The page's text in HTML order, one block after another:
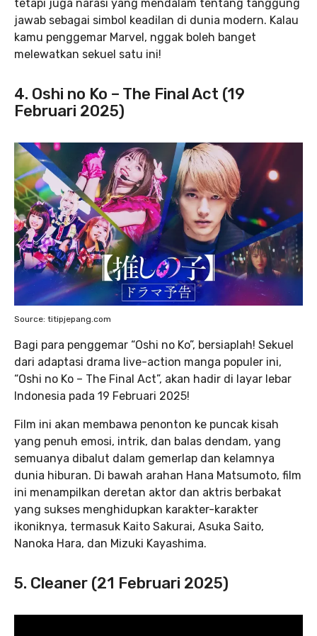
tetapi juga narasi yang mendalam tentang tanggung
jawab sebagai simbol keadilan di dunia modern. Kalau
kamu penggemar Marvel, nggak boleh banget
melewatkan sekuel satu ini!
4. Oshi no Ko – The Final Act (19
Februari 2025)
Source: titipjepang.com
Bagi para penggemar “Oshi no Ko”, bersiaplah! Sekuel
dari adaptasi drama live-action manga populer ini,
“Oshi no Ko – The Final Act”, akan hadir di layar lebar
Indonesia pada 19 Februari 2025!
Film ini akan membawa penonton ke puncak kisah
yang penuh emosi, intrik, dan balas dendam, yang
semuanya dibalut dalam gemerlap dan kelamnya
dunia hiburan. Di bawah arahan Hana Matsumoto, film
ini menampilkan deretan aktor dan aktris berbakat
yang sukses menghidupkan karakter-karakter
ikoniknya, termasuk Kaito Sakurai, Asuka Saito,
Nanoka Hara, dan Mizuki Kayashima.
5. Cleaner (21 Februari 2025)